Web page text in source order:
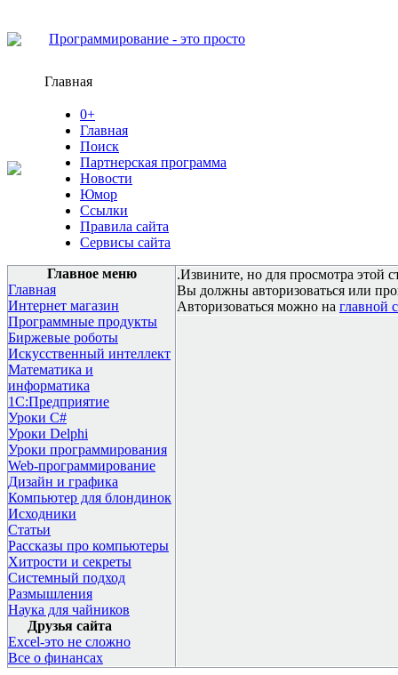
Программирование - это просто
Главная
0+
Главная
Поиск
Партнерская программа
Новости
Юмор
Ссылки
Правила сайта
Сервисы сайта
Главное меню
Главная
Интернет магазин
Программные продукты
Биржевые роботы
Искусственный интеллект
Математика и
информатика
1С:Предприятие
Уроки C#
Уроки Delphi
Уроки программирования
Web-программирование
Дизайн и графика
Компьютер для блондинок
Исходники
Статьи
Рассказы про компьютеры
Хитрости и секреты
Системный подход
Размышления
Наука для чайников
Друзья сайта
Excel-это не сложно
Все о финансах
.Извините, но для просмотра этой
Вы должны авторизоваться или
Авторизоваться можно на главной